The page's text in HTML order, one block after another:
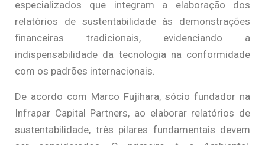
especializados que integram a elaboração dos
relatórios de sustentabilidade às demonstrações
financeiras tradicionais, evidenciando a
indispensabilidade da tecnologia na conformidade
com os padrões internacionais.
De acordo com Marco Fujihara, sócio fundador na
Infrapar Capital Partners, ao elaborar relatórios de
sustentabilidade, três pilares fundamentais devem